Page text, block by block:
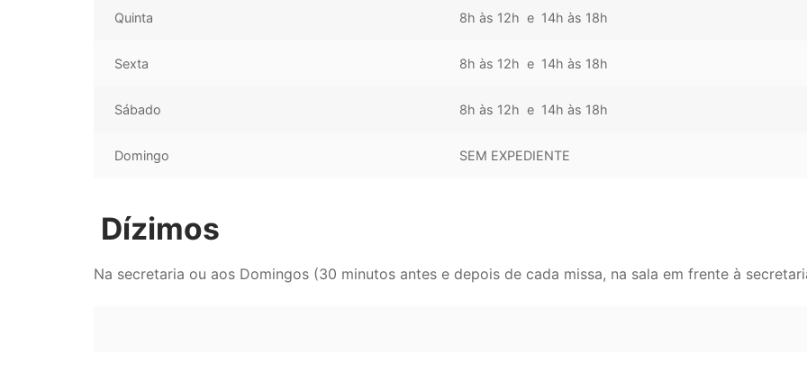
Quinta 8h às 12h e 14h às 18h
Sexta 8h às 12h e 14h às 18h
Sábado 8h às 12h e 14h às 18h
Domingo SEM EXPEDIENTE
Dízimos
Na secretaria ou aos Domingos (30 minutos antes e depois de cada missa, na sala em frente à